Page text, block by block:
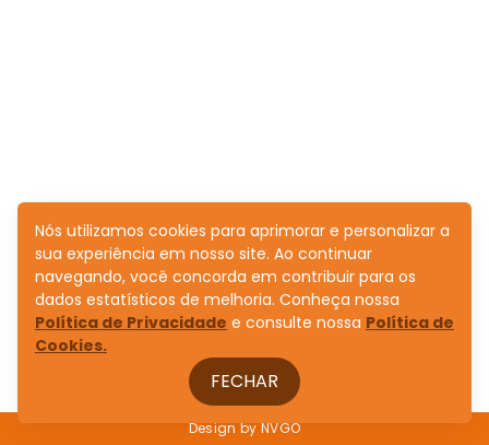
Design byNVGO
Nós utilizamos cookies para aprimorar e personalizar a
sua experiência em nosso site. Ao continuar
navegando, você concorda em contribuir para os
dados estatísticos de melhoria. Conheça nossa
Política de Privacidade e consulte nossa Política de
Cookies.
FECHAR